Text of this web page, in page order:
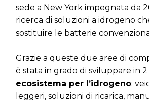
sede a New York impegnata da
ricerca di soluzioni a idrogeno
sostituire le batterie
Grazie a queste due aree di
è stata in grado di sviluppare in 2
ecosistema per l’idrogeno:
leggeri, soluzioni di ricarica,